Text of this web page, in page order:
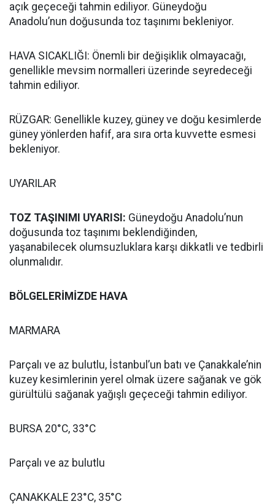
açık geçeceği tahmin ediliyor. Güneydoğu
Anadolu’nun doğusunda toz taşınımı bekleniyor.
HAVA SICAKLIĞI: Önemli bir değişiklik olmayacağı,
genellikle mevsim normalleri üzerinde seyredeceği
tahmin ediliyor.
RÜZGAR: Genellikle kuzey, güney ve doğu kesimlerde
güney yönlerden hafif, ara sıra orta kuvvette esmesi
bekleniyor.
UYARILAR
TOZ TAŞINIMI UYARISI: Güneydoğu Anadolu’nun
doğusunda toz taşınımı beklendiğinden,
yaşanabilecek olumsuzluklara karşı dikkatli ve tedbirli
olunmalıdır.
BÖLGELERİMİZDE HAVA
MARMARA
Parçalı ve az bulutlu, İstanbul’un batı ve Çanakkale’nin
kuzey kesimlerinin yerel olmak üzere sağanak ve gök
gürültülü sağanak yağışlı geçeceği tahmin ediliyor.
BURSA 20°C, 33°C
Parçalı ve az bulutlu
ÇANAKKALE 23°C, 35°C